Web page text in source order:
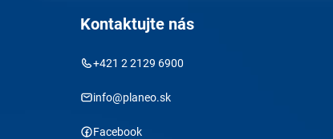
Kontaktujte nás
+421 2 2129 6900
info@planeo.sk
Facebook